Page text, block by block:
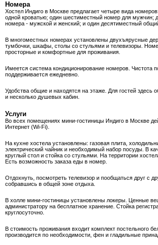
Номера
Хостел Индиго в Москве предлагает четыре вида
одной кроватью; один шестиместный номер для мужчин;
номера - мужской и женский; и один десятиместный
В многоместных номерах установлены двухъярусные
тумбочки, шкафы, столы со стульями и телевизоры.
просторные и комфортные для проживания.
Имеется система кондиционирование номеров. Чистота
поддерживается ежедневно.
Удобства общие и находятся на этаже. Для гостей здесь
и несколько душевых кабин.
Услуги
Во всех помещениях мини-гостиницы Индиго в Москве
Интернет (Wi-Fi).
На кухне хостела установлены: газовая плита,
электрический чайник и необходимый набор посуды. В
круглый стол и стойка со стульями. На территории
Есть возможность заказа еды в номер.
Отдохнуть, посмотреть телевизор и пообщаться друг с
собравшись в общей зоне отдыха.
В холле мини-гостиницы установлены локеры. Ценные
администратору на бесплатное хранение. Стойка
круглосуточно.
В стоимость проживания входит комплект постельного
производится по необходимости, фен и гладильные